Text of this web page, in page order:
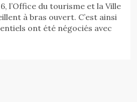
l’Office du tourisme et la Ville
à bras ouvert. C’est ainsi
ont été négociés avec